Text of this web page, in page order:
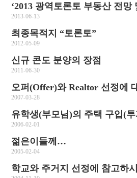
‘2013 광역토론토 부동산 전망
2013-06-13
최종목적지 “토론토”
2012-05-09
신규 콘도 분양의 장점
2011-06-30
오퍼(Offer)와 Realtor 선정에
2007-03-28
유학생(부모님)의 주택 구입(투
2006-02-01
젊은이들께…
2005-02-04
학교와 주거지 선정에 참고하